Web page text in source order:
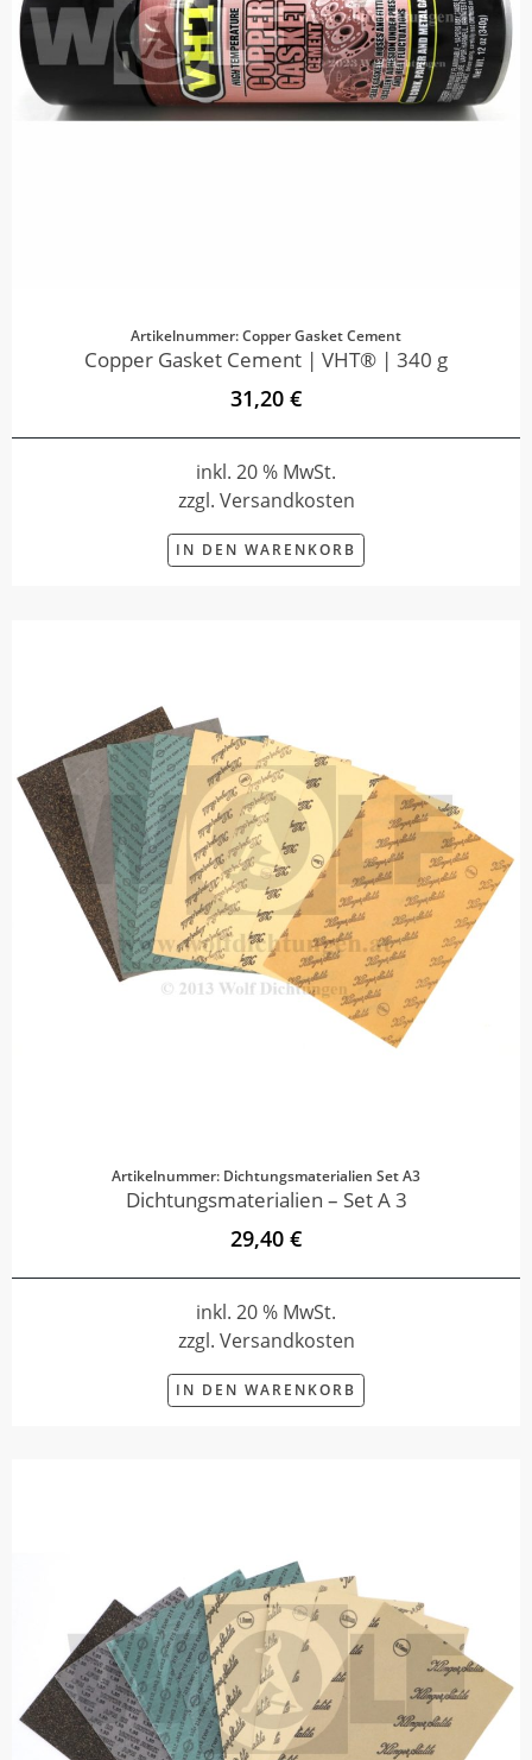
Artikelnummer: Copper Gasket Cement
Copper Gasket Cement | VHT® | 340 g
31,20 €
inkl. 20 % MwSt.
zzgl. Versandkosten
IN DEN WARENKORB
Artikelnummer: Dichtungsmaterialien Set A3
Dichtungsmaterialien – Set A 3
29,40 €
inkl. 20 % MwSt.
zzgl. Versandkosten
IN DEN WARENKORB